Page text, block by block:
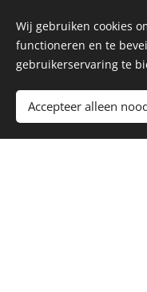
Wij gebruiken cookies
functioneren en te
gebruikerservaring te
Accepteer alleen